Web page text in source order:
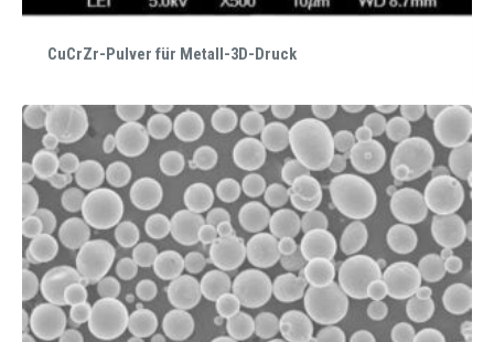
CuCrZr-Pulver für Metall-3D-Druck